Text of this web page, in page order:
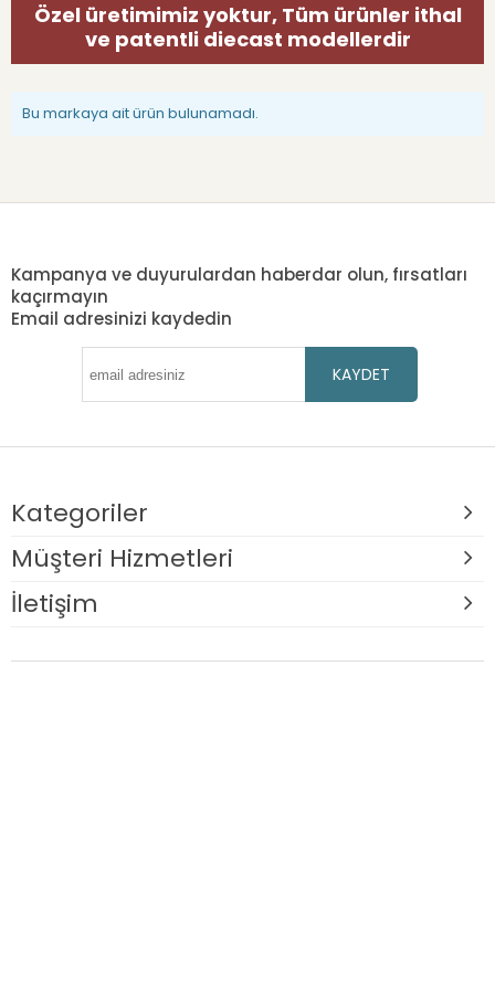
Özel üretimimiz yoktur, Tüm ürünler ithal
ve patentli diecast modellerdir
Bu markaya ait ürün bulunamadı.
Kampanya ve duyurulardan haberdar olun, fırsatları
kaçırmayın
Email adresinizi kaydedin
KAYDET
Kategoriler
Müşteri Hizmetleri
İletişim